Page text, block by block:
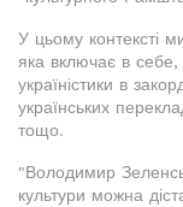
У цьому контексті
яка включає в
україністики в
українських
тощо.
"Володимир
культури можна